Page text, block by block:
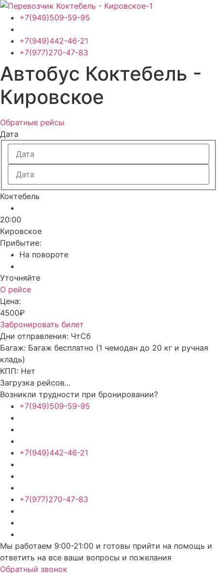
Перейти
содержимому
+7(949)509-59-95
+7(949)442-46-21
+7(977)270-47-83
Автобус Коктебель -
Кировское
Обратные рейсы
Дата
Коктебель
20:00
Кировское
Прибытие:
На повороте
Уточняйте
О рейсе
Цена:
4500₽
Забронировать билет
Дни отправления: ЧтСб
Багаж: Багаж бесплатно (1 чемодан до 20 кг и ручная
кладь)
КПП: Нет
Загрузка рейсов...
Возникли трудности при бронировании?
+7(949)509-59-95
+7(949)442-46-21
+7(977)270-47-83
Мы работаем 9:00-21:00 и готовы прийти на помощь и
ответить на все ваши вопросы и пожелания
Обратный звонок